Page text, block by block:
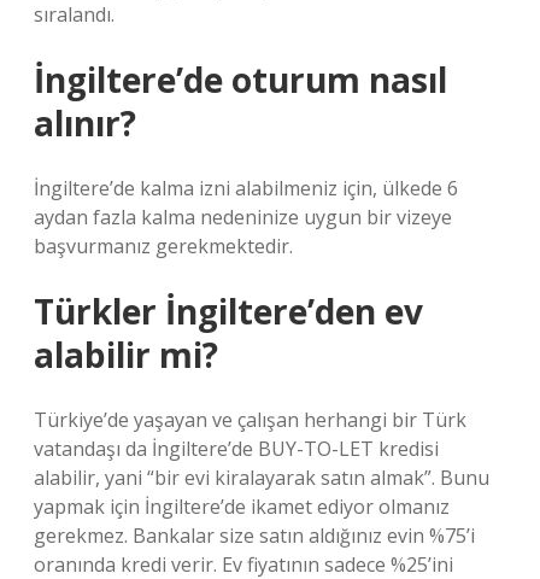
sıralandı.
İngiltere’de oturum nasıl
alınır?
İngiltere’de kalma izni alabilmeniz için, ülkede 6
aydan fazla kalma nedeninize uygun bir vizeye
başvurmanız gerekmektedir.
Türkler İngiltere’den ev
alabilir mi?
Türkiye’de yaşayan ve çalışan herhangi bir Türk
vatandaşı da İngiltere’de BUY-TO-LET kredisi
alabilir, yani “bir evi kiralayarak satın almak”. Bunu
yapmak için İngiltere’de ikamet ediyor olmanız
gerekmez. Bankalar size satın aldığınız evin %75’i
oranında kredi verir. Ev fiyatının sadece %25’ini